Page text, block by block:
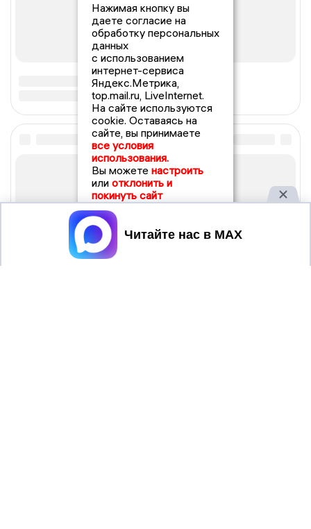
Нажимая кнопку вы
даете согласие на
обработку персональных
данных
с использованием
интернет-сервиса
Яндекс.Метрика,
top.mail.ru, LiveInternet.
На сайте используются
cookie. Оставаясь на
сайте, вы принимаете
все условия
использования.
Вы можете настроить
или отклонить и
покинуть сайт
Принять